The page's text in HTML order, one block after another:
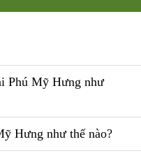
Phú Mỹ Hưng như
Hưng như thế nào?